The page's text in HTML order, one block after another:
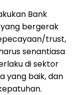
Bank
bergerak
trust,
senantiasa
di sektor
yang baik, dan